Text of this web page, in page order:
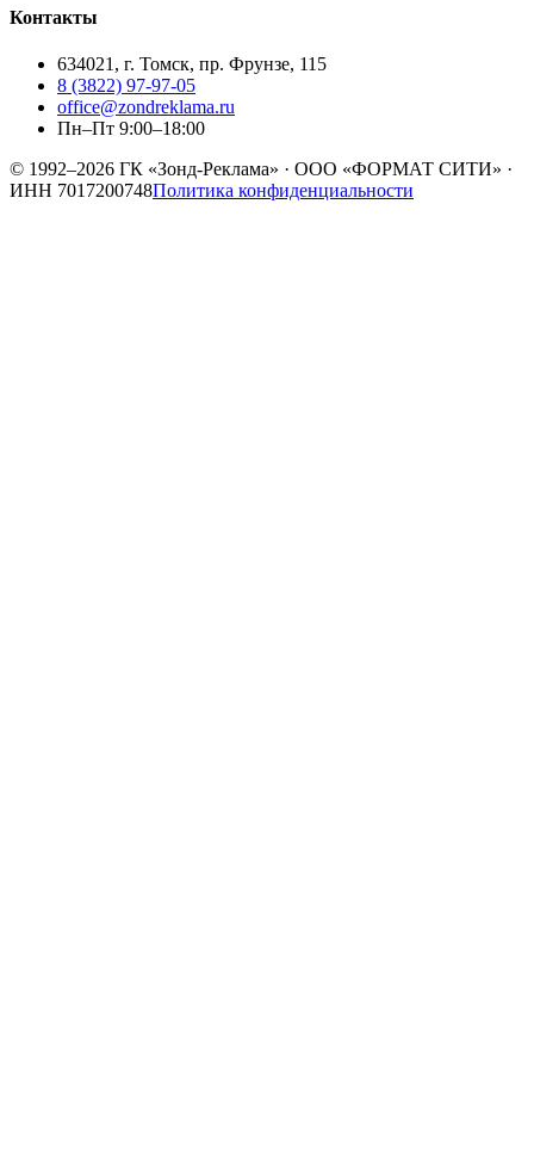
Контакты
634021, г. Томск, пр. Фрунзе, 115
8 (3822) 97-97-05
office@zondreklama.ru
Пн–Пт 9:00–18:00
© 1992–2026 ГК «Зонд-Реклама» · ООО «ФОРМАТ СИТИ» ·
ИНН 7017200748Политика конфиденциальности